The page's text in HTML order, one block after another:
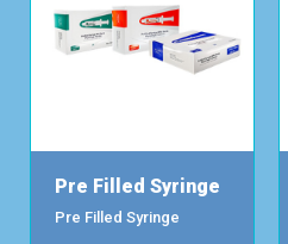
Pre Filled Syringe
Pre Filled Syringe